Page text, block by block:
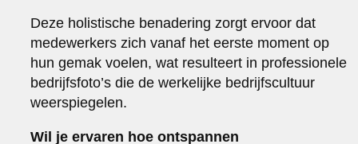
Deze holistische benadering zorgt ervoor dat
medewerkers zich vanaf het eerste moment op
hun gemak voelen, wat resulteert in professionele
bedrijfsfoto’s die de werkelijke bedrijfscultuur
weerspiegelen.
Wil je ervaren hoe ontspannen